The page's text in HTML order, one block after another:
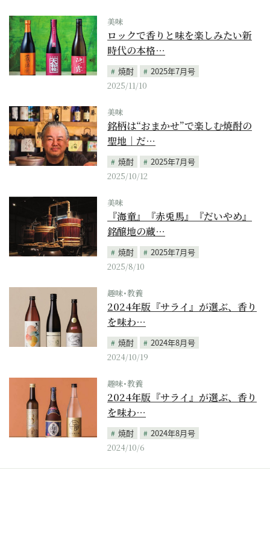
美味
ロックで香りと味を楽しみたい新
時代の本格…
焼酎
2025年7月号
2025/11/10
美味
銘柄は“おまかせ”で楽しむ焼酎の
聖地｜だ…
焼酎
2025年7月号
2025/10/12
美味
『海童』『赤兎馬』『だいやめ』
銘醸地の蔵…
焼酎
2025年7月号
2025/8/10
趣味･教養
2024年版『サライ』が選ぶ、香り
を味わ…
焼酎
2024年8月号
2024/10/19
趣味･教養
2024年版『サライ』が選ぶ、香り
を味わ…
焼酎
2024年8月号
2024/10/6